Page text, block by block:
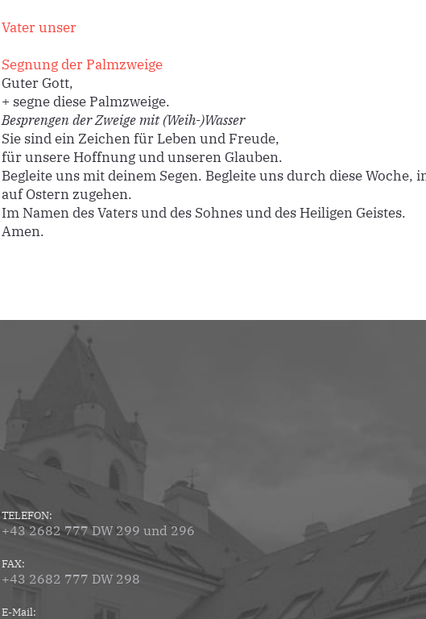
Vater unser
Segnung der Palmzweige
Guter Gott,
+ segne diese Palmzweige.
Besprengen der Zweige mit (Weih-)Wasser
Sie sind ein Zeichen für Leben und Freude,
für unsere Hoffnung und unseren Glauben.
Begleite uns mit deinem Segen. Begleite uns durch diese Woche,
auf Ostern zugehen.
Im Namen des Vaters und des Sohnes und des Heiligen Geistes.
Amen.
TELEFON:
+43 2682 777 DW 299 und 296
FAX:
+43 2682 777 DW 298
E-Mail: